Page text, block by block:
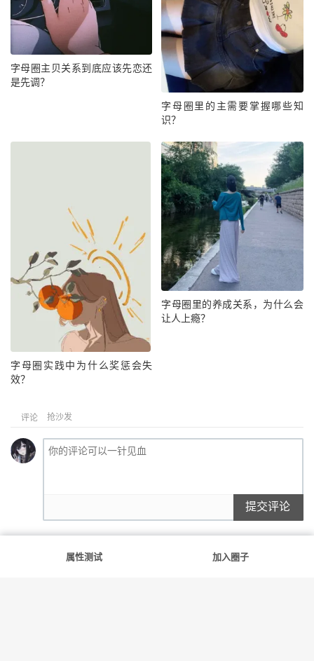
字母圈主贝关系到底应该先恋还
是先调？
字母圈里的主需要掌握哪些知
识？
字母圈实践中为什么奖惩会失
效？
字母圈里的养成关系，为什么会
让人上瘾？
评论 抢沙发
提交评论
属性测试 加入圈子